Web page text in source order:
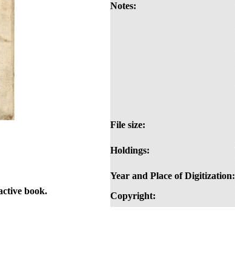
Notes:
File size:
Holdings:
Year and Place of Digitization:
book.
Copyright: